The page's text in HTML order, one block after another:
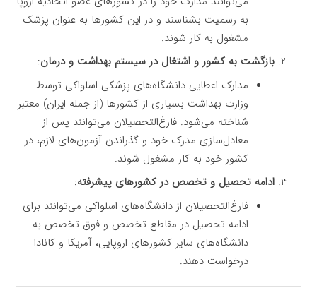
به رسمیت بشناسند و در این کشورها به عنوان پزشک
مشغول به کار شوند.
بازگشت به کشور و اشتغال در سیستم بهداشت و درمان:
مدارک اعطایی دانشگاه‌های پزشکی اسلواکی توسط
وزارت بهداشت بسیاری از کشورها (از جمله ایران) معتبر
شناخته می‌شود. فارغ‌التحصیلان می‌توانند پس از
معادل‌سازی مدرک خود و گذراندن آزمون‌های لازم، در
کشور خود به کار مشغول شوند.
ادامه تحصیل و تخصص در کشورهای پیشرفته:
فارغ‌التحصیلان از دانشگاه‌های اسلواکی می‌توانند برای
ادامه تحصیل در مقاطع تخصص و فوق تخصص به
دانشگاه‌های سایر کشورهای اروپایی، آمریکا و کانادا
درخواست دهند.